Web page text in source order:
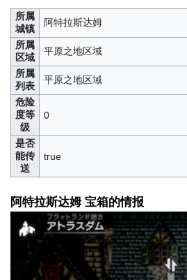
所属
城镇
阿特拉斯达姆
所属
区域
平原之地区域
所属
列表
平原之地区域
危险
度等
级
0
是否
能传
送
true
阿特拉斯达姆 宝箱的情报